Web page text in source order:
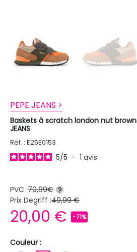
PEPE JEANS >
Baskets à scratch london nut brown
JEANS
Ref. : E25E0153
5/5 - 1 avis
PVC :70,99€ ?
Prix Degriff :49,99 €
20,00 € -71%
Couleur :